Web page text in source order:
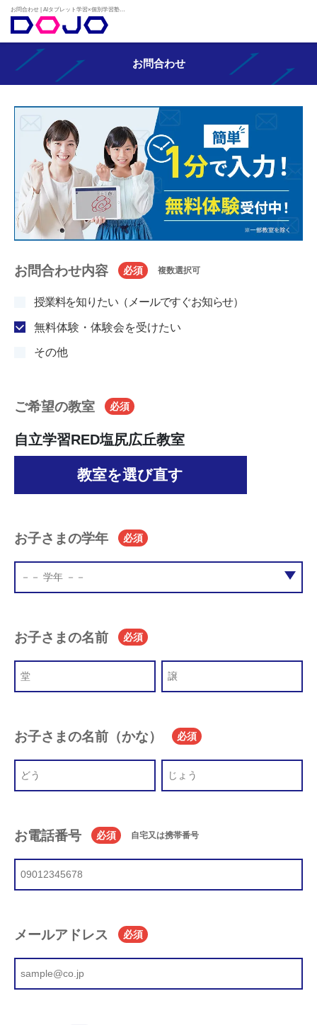
お問合わせ
お問合わせ内容 必須 複数選択可
授業料を知りたい（メールですぐお知らせ）
無料体験・体験会を受けたい
その他
ご希望の教室 必須
自立学習RED塩尻広丘教室
教室を選び直す
お子さまの学年 必須
お子さまの名前 必須
お子さまの名前（かな） 必須
お電話番号 必須 自宅又は携帯番号
メールアドレス 必須